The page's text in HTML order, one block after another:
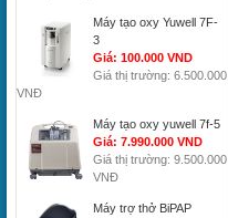
Máy tạo oxy Yuwell 7F-
3
Giá: 100.000 VND
Giá thị trường: 6.500.000
VNĐ
Máy tạo oxy yuwell 7f-5
Giá: 7.990.000 VND
Giá thị trường: 9.500.000
VNĐ
Máy trợ thở BiPAP